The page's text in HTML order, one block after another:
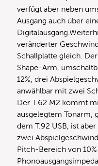
verfügt aber neben
Ausgang auch über
veränderter
Schallplatte gleich.
Shape-Arm,
12%, drei
anwählbar mit zwei
Der T.62 M2 kommt
ausgelegtem Tonarm,
dem T.92 USB, ist
zwei
Pitch-Bereich von